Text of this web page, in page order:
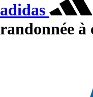
adidas
randonnée